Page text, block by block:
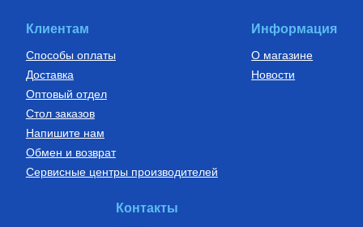
63 890Руб.
Купить
Руб.
Купить
Бойлеры (водонагреватели
Водонагреватель косвенного
нагрева напольный из
Установки канализационные
Клиентам
Способы оплаты
Доставка
Оптовый отдел
Стол заказов
Напишите нам
Обмен и возврат
Сервисные центры производителей
Информация
О магазине
Новости
Контакты